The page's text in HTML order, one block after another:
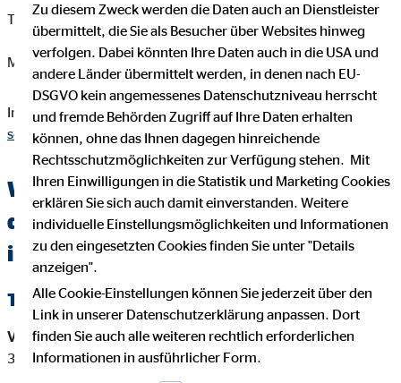
Telefon: +49 1749759056
Mail:claudia.schwiton@ovb.de
Internet:https://www.ovb.de/finanzberater/geisa-claudia-
schwiton.html
Wichtige Kundeninformationen über
die OVB Beraterin Claudia Schwiton
in Geisa
Tätigkeitsart
Versicherungsvermittler-Registernummer:D-4PCJ-Z2NJS-
32
Zu diesem Zweck werden die Daten auch an Dienstleister
übermittelt, die Sie als Besucher über Websites hinweg
verfolgen. Dabei könnten Ihre Daten auch in die USA und
andere Länder übermittelt werden, in denen nach EU-
DSGVO kein angemessenes Datenschutzniveau herrscht
und fremde Behörden Zugriff auf Ihre Daten erhalten
können, ohne das Ihnen dagegen hinreichende
Rechtsschutzmöglichkeiten zur Verfügung stehen. Mit
Ihren Einwilligungen in die Statistik und Marketing Cookies
erklären Sie sich auch damit einverstanden. Weitere
individuelle Einstellungsmöglichkeiten und Informationen
zu den eingesetzten Cookies finden Sie unter "Details
anzeigen".
Alle Cookie-Einstellungen können Sie jederzeit über den
Link in unserer Datenschutzerklärung anpassen. Dort
finden Sie auch alle weiteren rechtlich erforderlichen
Informationen in ausführlicher Form.